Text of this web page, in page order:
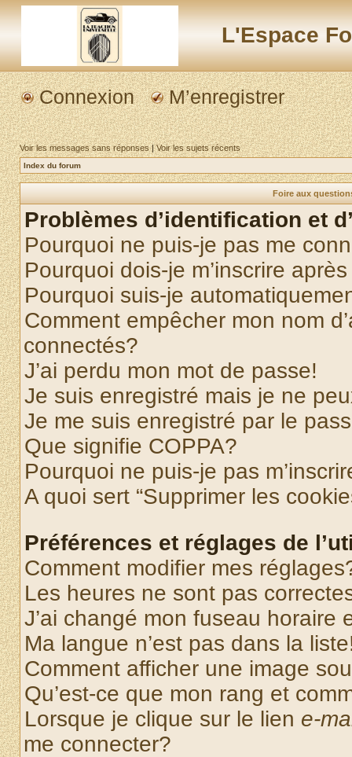
L'Espace
Connexion M’enregistrer
Voir les messages sans réponses|Voir les sujets récents
Index du forum
Foire aux
Problèmes d’identification et
Pourquoi ne puis-je pas me
Pourquoi dois-je m’inscrire
Pourquoi suis-je
Comment empêcher mon nom
connectés?
J’ai perdu mon mot de passe!
Je suis enregistré mais je ne
Je me suis enregistré par le
Que signifie COPPA?
Pourquoi ne puis-je pas
A quoi sert “Supprimer les
Préférences et réglages de
Comment modifier mes
Les heures ne sont pas
J’ai changé mon fuseau horaire
Ma langue n’est pas dans la
Comment afficher une image
Qu’est-ce que mon rang et
Lorsque je clique sur le lien e-
me connecter?